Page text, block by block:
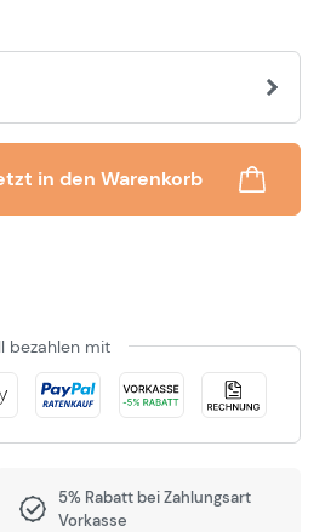
Gib den
in den Warenkorb
bezahlen mit
5% Rabatt bei Zahlungsart
Vorkasse